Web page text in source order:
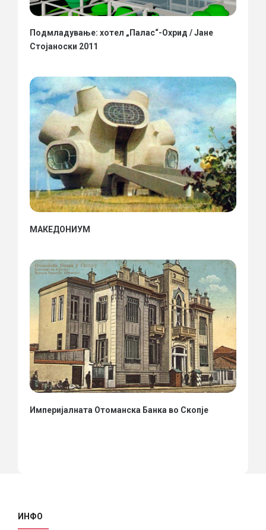
Подмладување: хотел „Палас“-Охрид / Јане
Стојаноски 2011
МАКЕДОНИУМ
Империјалната Отоманска Банка во Скопје
ИНФО